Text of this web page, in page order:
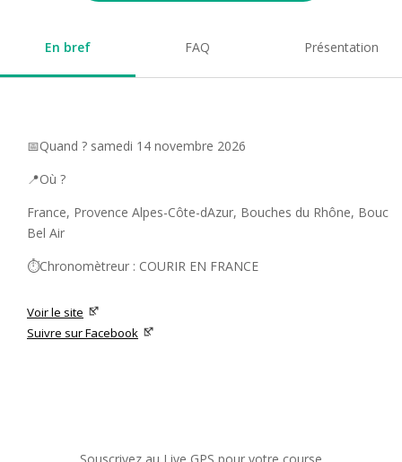
En bref FAQ Présentation
📅Quand ? samedi 14 novembre 2026
📍Où ?
France, Provence Alpes-Côte-dAzur, Bouches du Rhône, Bouc
Bel Air
⏱️Chronomètreur : COURIR EN FRANCE
Voir le site
Suivre sur Facebook